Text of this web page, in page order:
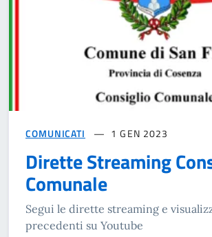
COMUNICATI 1 GEN 2023
Dirette Streaming
Comunale
Segui le dirette streaming e
precedenti su Youtube